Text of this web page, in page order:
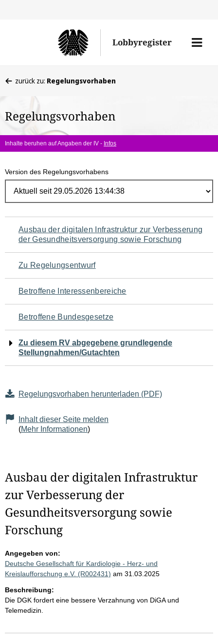
Lobbyregister
Menü
befinden
hier:
zurück zu: Regelungsvorhaben
Regelungsvorhaben
Inhalte beruhen auf Angaben der IV - Infos
Version des Regelungsvorhabens
Navigation
für
den
Seiteninhalt
Ausbau der digitalen Infrastruktur zur Verbesserung
der Gesundheitsversorgung sowie Forschung
Zu Regelungsentwurf
Betroffene Interessenbereiche
Betroffene Bundesgesetze
Zu diesem RV abgegebene grundlegende
Stellungnahmen/Gutachten
Regelungsvorhaben herunterladen (PDF)
Inhalt dieser Seite melden
(Mehr Informationen)
Ausbau der digitalen Infrastruktur
zur Verbesserung der
Gesundheitsversorgung sowie
Forschung
Angegeben von:
Deutsche Gesellschaft für Kardiologie - Herz- und
Kreislaufforschung e.V. (R002431) am 31.03.2025
Beschreibung:
Die DGK fordert eine bessere Verzahnung von DiGA und
Telemedizin.